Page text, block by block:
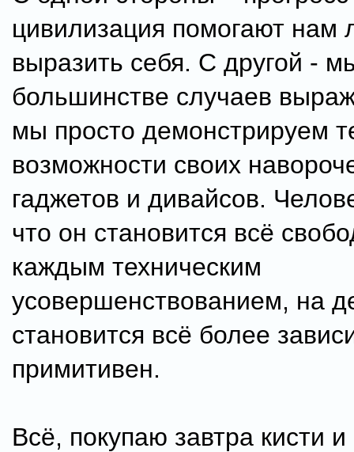
цивилизация помогают нам
выразить себя. С другой -
большинстве случаев
мы просто демонстрируем
возможности своих
гаджетов и дивайсов.
что он становится всё
каждым техническим
усовершенствованием, на
становится всё более
примитивен.
Всё, покупаю завтра кисти и